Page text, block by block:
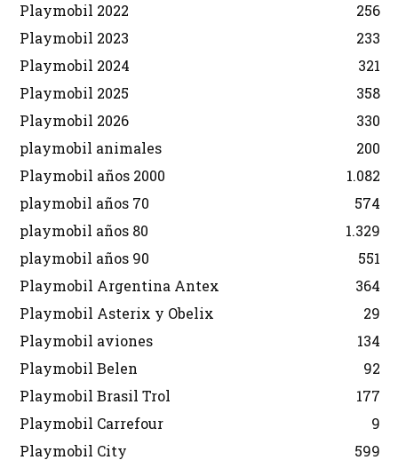
Playmobil 2022
256
Playmobil 2023
233
Playmobil 2024
321
Playmobil 2025
358
Playmobil 2026
330
playmobil animales
200
Playmobil años 2000
1.082
playmobil años 70
574
playmobil años 80
1.329
playmobil años 90
551
Playmobil Argentina Antex
364
Playmobil Asterix y Obelix
29
Playmobil aviones
134
Playmobil Belen
92
Playmobil Brasil Trol
177
Playmobil Carrefour
9
Playmobil City
599